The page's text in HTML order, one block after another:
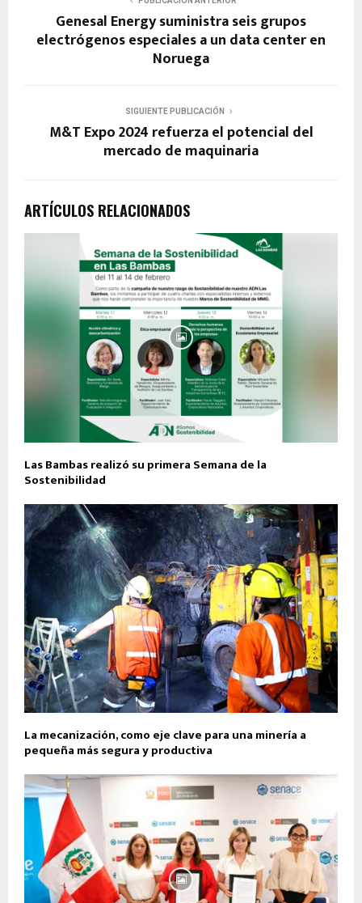
Genesal Energy suministra seis grupos
electrógenos especiales a un data center en
Noruega
SIGUIENTE PUBLICACIÓN
M&T Expo 2024 refuerza el potencial del
mercado de maquinaria
ARTÍCULOS RELACIONADOS
Las Bambas realizó su primera Semana de la
Sostenibilidad
La mecanización, como eje clave para una minería a
pequeña más segura y productiva